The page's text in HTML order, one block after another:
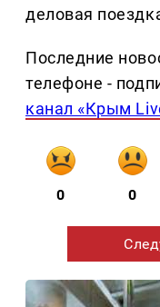
деловая
Последние
телефоне -
канал «Крым
0 0